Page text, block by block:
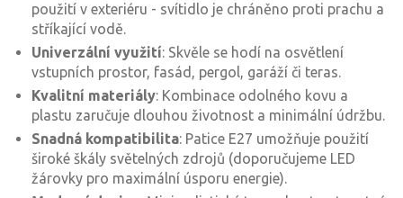
použití v exteriéru - svítidlo je chráněno proti prachu a
stříkající vodě.
Univerzální využití: Skvěle se hodí na osvětlení
vstupních prostor, fasád, pergol, garáží či teras.
Kvalitní materiály: Kombinace odolného kovu a
plastu zaručuje dlouhou životnost a minimální údržbu.
Snadná kompatibilita: Patice E27 umožňuje použití
široké škály světelných zdrojů (doporučujeme LED
žárovky pro maximální úsporu energie).